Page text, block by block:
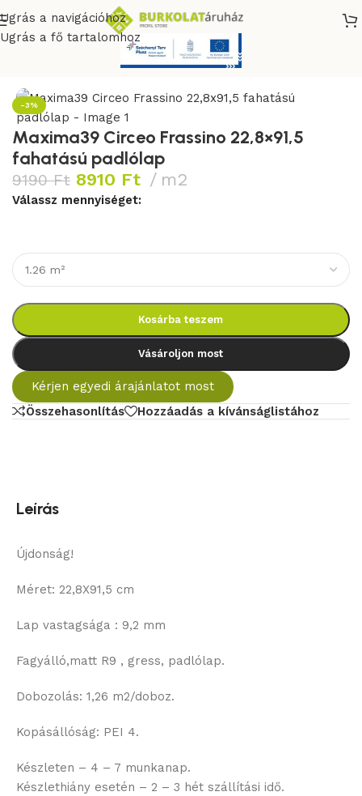
Ugrás a navigációhoz
Ugrás a fő tartalomhoz
fahatású padlólap/Maxima39 Circeo
-3%
Maxima39 Circeo Frassino 22,8×91,5
fahatású padlólap
9190Ft 8910 Ft m2
Válassz mennyiséget:
Kosárba teszem
Vásároljon most
Kérjen egyedi árajánlatot most
Összehasonlítás
Hozzáadás a kívánságlistához
Leírás
Újdonság!
Méret: 22,8X91,5 cm
Lap vastagsága : 9,2 mm
Fagyálló,matt R9 , gress, padlólap.
Dobozolás: 1,26 m2/doboz.
Kopásállóság: PEI 4.
Készleten – 4 – 7 munkanap.
Készlethiány esetén – 2 – 3 hét szállítási idő.